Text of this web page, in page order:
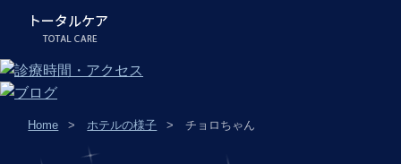
Home ホテルの様子 チョロちゃん